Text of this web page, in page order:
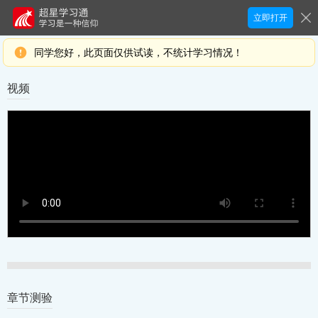
立即打开
同学您好，此页面仅供试读，不统计学习情况！
视频
章节测验